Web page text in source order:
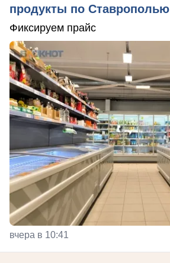
продукты по Ставрополью
Фиксируем прайс
вчера в 10:41